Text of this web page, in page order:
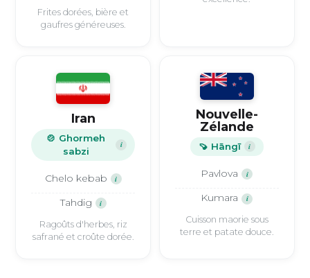
Frites dorées, bière et
gaufres généreuses.
Iran
🍲 Ghormeh
sabzi
i
Chelo kebab i
Tahdig i
Ragoûts d'herbes, riz
safrané et croûte dorée.
Nouvelle-
Zélande
🍠 Hāngī i
Pavlova i
Kumara i
Cuisson maorie sous
terre et patate douce.